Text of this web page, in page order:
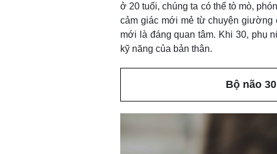
ở 20 tuổi, chúng ta có thể tò mò,
cảm giác mới mẻ từ chuyện giường
mới là đáng quan tâm. Khi 30, phụ
kỹ năng của bản thân.
Bộ não